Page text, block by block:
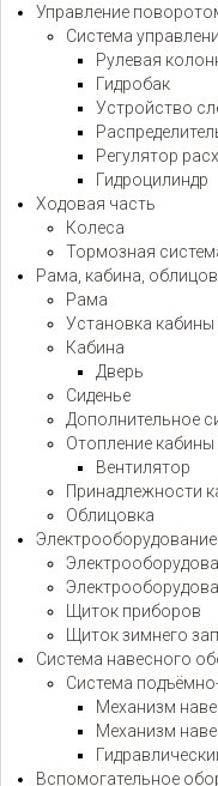
Управление
Система
Рулевая
Гидробак
Устройство
Регулятор
Гидроцилиндр
Ходовая часть
Колеса
Тормозная
Рама, кабина,
Рама
Установка кабины
Кабина
Дверь
Сиденье
Дополнительное
Отопление кабины
Вентилятор
Принадлежности
Облицовка
Электрооборудование
Щиток приборов
Щиток зимнего
Система навесного
Система
Механизм
Механизм
Вспомогательное